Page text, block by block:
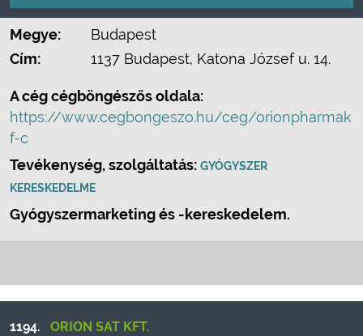
Megye:
Budapest
Cím:
1137 Budapest, Katona József u. 14.
A cég cégböngészős oldala:
https://www.cegbongeszo.hu/ceg/orionpharmak
f-c
Tevékenység, szolgáltatás: GYÓGYSZER
KERESKEDELME
Gyógyszermarketing és -kereskedelem.
1194. ORION SAT KFT.